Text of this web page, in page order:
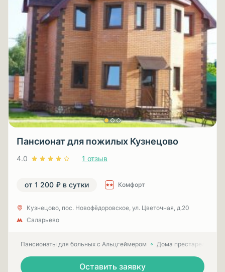
Пансионат для пожилых Кузнецово
4.0 1 отзыв
от 1 200 ₽ в сутки Комфорт
Кузнецово, пос. Новофёдоровское, ул. Цветочная, д.20
Саларьево
Пансионаты для больных с Альцгеймером Дома престарелых
Оставить заявку